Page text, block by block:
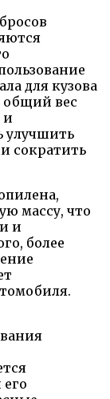
для кузова
общий вес
и
улучшить
сократить
массу, что
и
более